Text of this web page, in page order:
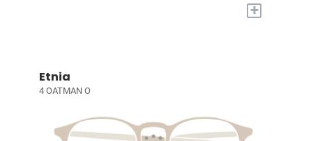
+
Etnia
4 OATMAN O